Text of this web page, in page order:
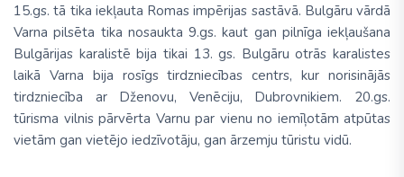
15.gs. tā tika iekļauta Romas impērijas sastāvā. Bulgāru vārdā
Varna pilsēta tika nosaukta 9.gs. kaut gan pilnīga iekļaušana
Bulgārijas karalistē bija tikai 13. gs. Bulgāru otrās karalistes
laikā Varna bija rosīgs tirdzniecības centrs, kur norisinājās
tirdzniecība ar Dženovu, Venēciju, Dubrovnikiem. 20.gs.
tūrisma vilnis pārvērta Varnu par vienu no iemīļotām atpūtas
vietām gan vietējo iedzīvotāju, gan ārzemju tūristu vidū.